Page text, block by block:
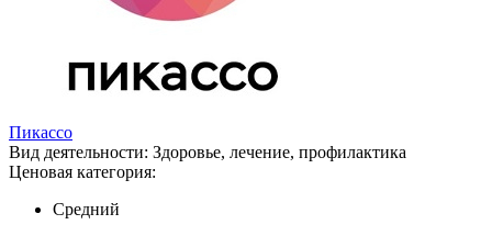
Пикассо
Вид деятельности: Здоровье, лечение, профилактика
Ценовая категория:
Средний